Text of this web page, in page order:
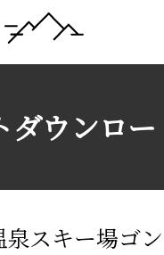
ダウンロー
スキー場ゴ